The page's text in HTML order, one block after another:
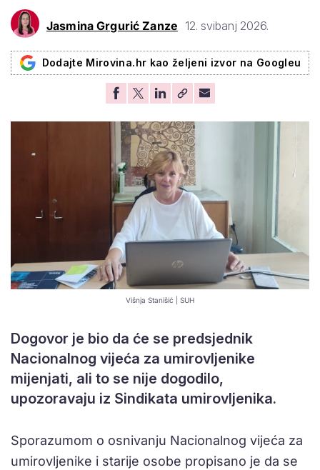
Jasmina Grgurić Zanze 12. svibanj 2026.
Dodajte Mirovina.hr kao željeni izvor na Googleu
Višnja Stanišić | SUH
Dogovor je bio da će se predsjednik
Nacionalnog vijeća za umirovljenike
mijenjati, ali to se nije dogodilo,
upozoravaju iz Sindikata umirovljenika.
Sporazumom o osnivanju Nacionalnog vijeća za
umirovljenike i starije osobe propisano je da se